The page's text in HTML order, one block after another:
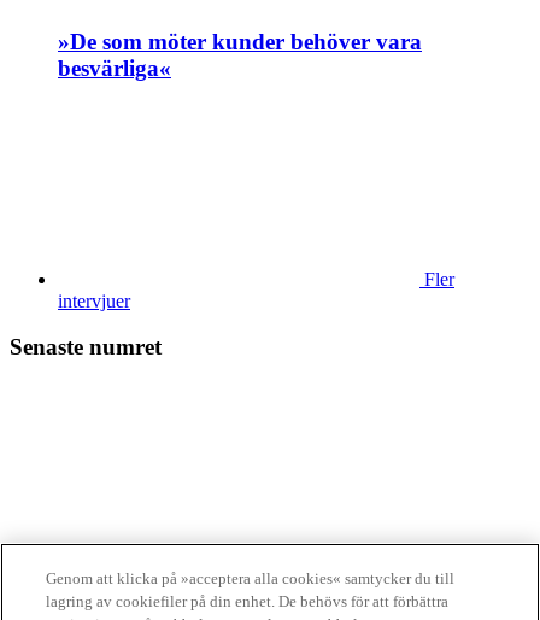
»De som möter kunder behöver vara
besvärliga«
Fler
intervjuer
Senaste numret
digitaltGenom att klicka på »acceptera alla cookies« samtycker du till
lagring av cookiefiler på din enhet. De behövs för att förbättra